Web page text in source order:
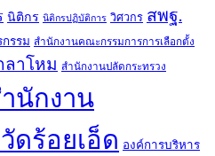
นิติกร นิติกรปฏิบัติการ วิศวกร สพฐ.
รรม สำนักงานคณะกรรมการการเลือกตั้ง
ลาโหม สำนักงานปลัดกระทรวง
นักงาน
ดร้อยเอ็ด องค์การบริหาร